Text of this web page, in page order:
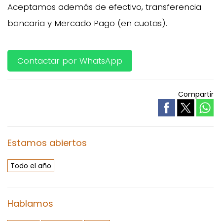
Aceptamos además de efectivo, transferencia
bancaria y Mercado Pago (en cuotas).
Contactar por WhatsApp
Compartir
Estamos abiertos
Todo el año
Hablamos